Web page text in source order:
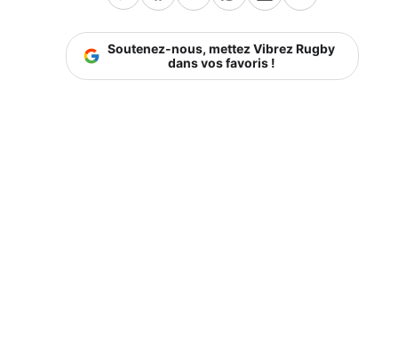
Soutenez-nous, mettez Vibrez Rugby
dans vos favoris !